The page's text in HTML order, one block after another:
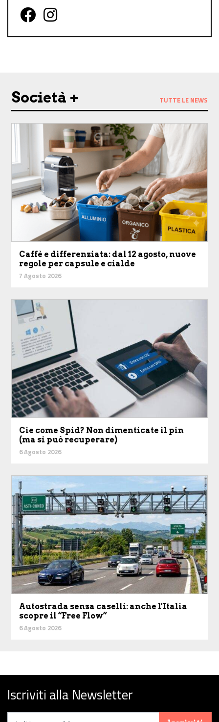
Follow us on Facebook
Follow us on Instagram
Società + TUTTE LE NEWS
Caffè e differenziata: dal 12 agosto, nuove
regole per capsule e cialde
7 Agosto 2026
Cie come Spid? Non dimenticate il pin
(ma si può recuperare)
6 Agosto 2026
Autostrada senza caselli: anche l'Italia
scopre il “Free Flow”
6 Agosto 2026
Iscriviti alla Newsletter